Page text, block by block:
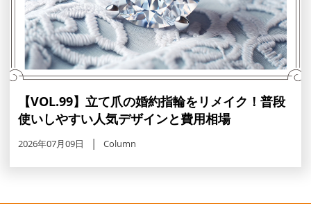
【VOL.99】立て爪の婚約指輪をリメイク！普段
使いしやすい人気デザインと費用相場
2026年07月09日 Column